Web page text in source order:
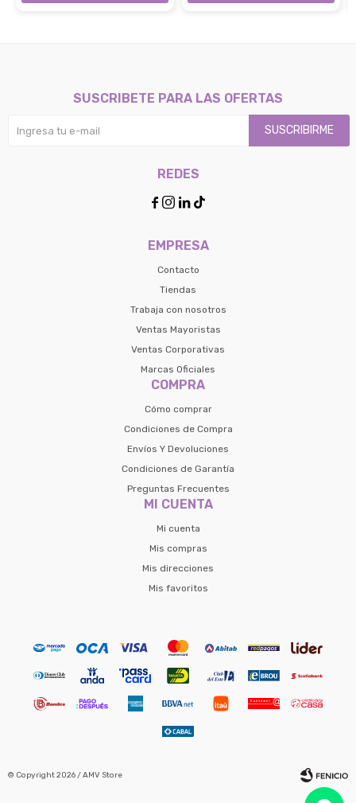
EMPRESA
Contacto
Tiendas
Trabaja con nosotros
Ventas Mayoristas
Ventas Corporativas
Marcas Oficiales
COMPRA
Cómo comprar
Condiciones de Compra
Envíos Y Devoluciones
Condiciones de Garantía
Preguntas Frecuentes
MI CUENTA
Mi cuenta
Mis compras
Mis direcciones
Mis favoritos
SUSCRIBETE PARA LAS OFERTAS
SUSCRIBIRME
REDES
   
© Copyright 2026 / AMV Store